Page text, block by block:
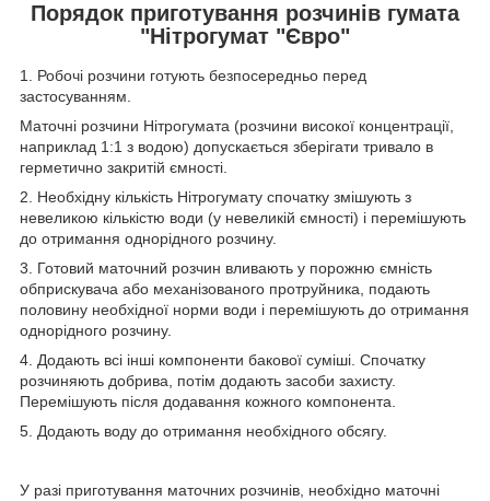
Порядок приготування розчинів гумата
"Нітрогумат "Євро"
1. Робочі розчини готують безпосередньо перед
застосуванням.
Маточні розчини Нітрогумата (розчини високої концентрації,
наприклад 1:1 з водою) допускається зберігати тривало в
герметично закритій ємності.
2. Необхідну кількість Нітрогумату спочатку змішують з
невеликою кількістю води (у невеликій ємності) і перемішують
до отримання однорідного розчину.
3. Готовий маточний розчин вливають у порожню ємність
обприскувача або механізованого протруйника, подають
половину необхідної норми води і перемішують до отримання
однорідного розчину.
4. Додають всі інші компоненти бакової суміші. Спочатку
розчиняють добрива, потім додають засоби захисту.
Перемішують після додавання кожного компонента.
5. Додають воду до отримання необхідного обсягу.
У разі приготування маточних розчинів, необхідно маточні